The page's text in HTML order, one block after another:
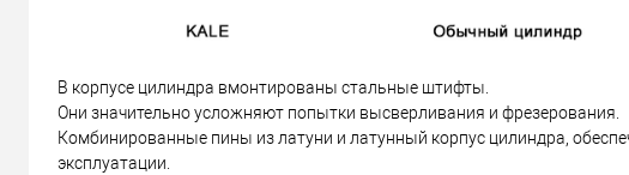
В корпусе цилиндра вмонтированы стальные штифты.
Они значительно усложняют попытки высверливания и фрезерования.
Комбинированные пины из латуни и латунный корпус цилиндра,
эксплуатации.